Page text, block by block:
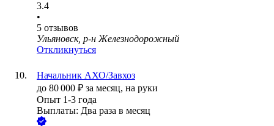
3.4
•
5 отзывов
Ульяновск, р-н Железнодорожный
Откликнуться
Начальник АХО/Завхоз
до 80 000 ₽ за месяц, на руки
Опыт 1-3 года
Выплаты: Два раза в месяц